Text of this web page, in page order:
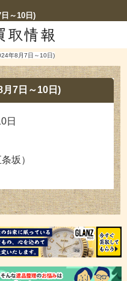
～10日)
年8月7日～10日)
月7日～10日)
日
坂）